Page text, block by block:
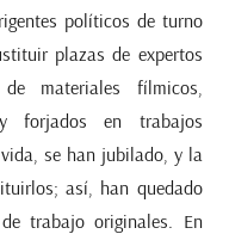
políticos de turno
plazas de expertos
materiales fílmicos,
forjados en trabajos
se han jubilado, y la
así, han quedado
trabajo originales. En